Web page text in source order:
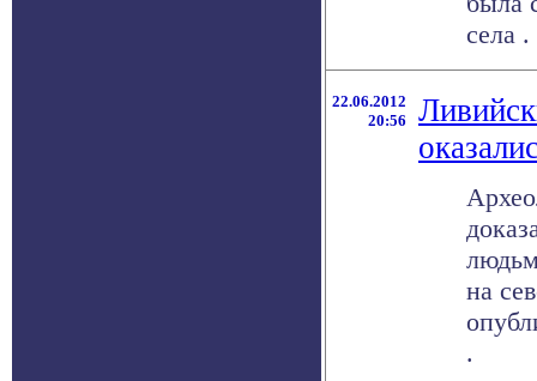
села
22.06.2012
20:56
на
.